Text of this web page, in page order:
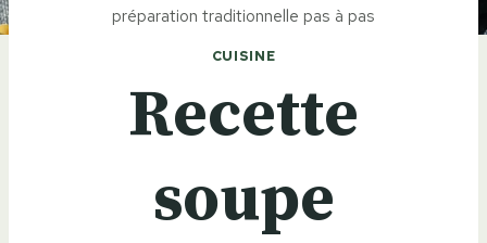
préparation traditionnelle pas à pas
CUISINE
Recette
soupe